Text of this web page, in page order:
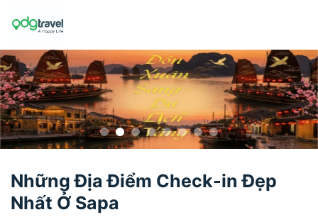
Những Địa Điểm Check-in Đẹp
Nhất Ở Sapa